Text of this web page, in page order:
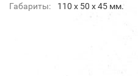
Габариты:
110 х 50 х 45 мм.